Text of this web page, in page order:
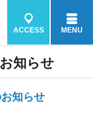
MENU
ACCESS
知らせ
知らせ